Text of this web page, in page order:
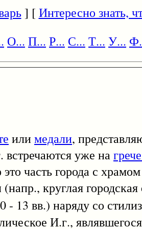
] [Интересно знать,
О... П... Р... С... Т... У...
илимедали,
встречаются уже на
часть города с
круглая
- 13 вв.) наряду со
И.г.,